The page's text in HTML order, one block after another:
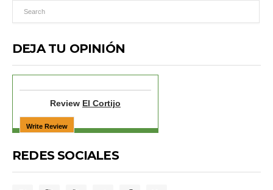
DEJA TU OPINIÓN
Review El Cortijo
REDES SOCIALES